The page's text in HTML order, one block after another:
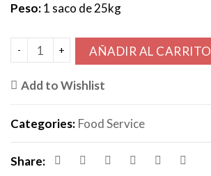
Peso:1 saco de 25kg
AÑADIR AL CARRITO
Add to Wishlist
Categories: Food Service
Share: